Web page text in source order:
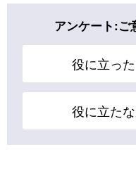
アンケート:ご
役に立った
役に立た